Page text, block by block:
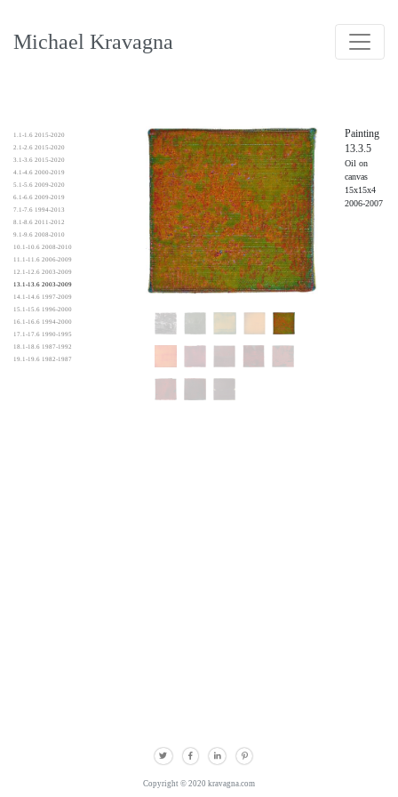
Michael Kravagna
1.1-1.6 2015-2020
2.1-2.6 2015-2020
3.1-3.6 2015-2020
4.1-4.6 2000-2019
5.1-5.6 2009-2020
6.1-6.6 2009-2019
7.1-7.6 1994-2013
8.1-8.6 2011-2012
9.1-9.6 2008-2010
10.1-10.6 2008-2010
11.1-11.6 2006-2009
12.1-12.6 2003-2009
13.1-13.6 2003-2009
14.1-14.6 1997-2009
15.1-15.6 1996-2000
16.1-16.6 1994-2000
17.1-17.6 1990-1995
18.1-18.6 1987-1992
19.1-19.6 1982-1987
Painting
13.3.5
Oil on
canvas
15x15x4
2006-2007
Copyright © 2020 kravagna.com